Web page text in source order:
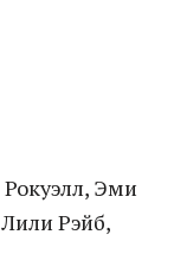
Эми
Рэйб,